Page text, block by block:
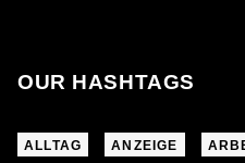
OUR HASHTAGS
ALLTAG ANZEIGE